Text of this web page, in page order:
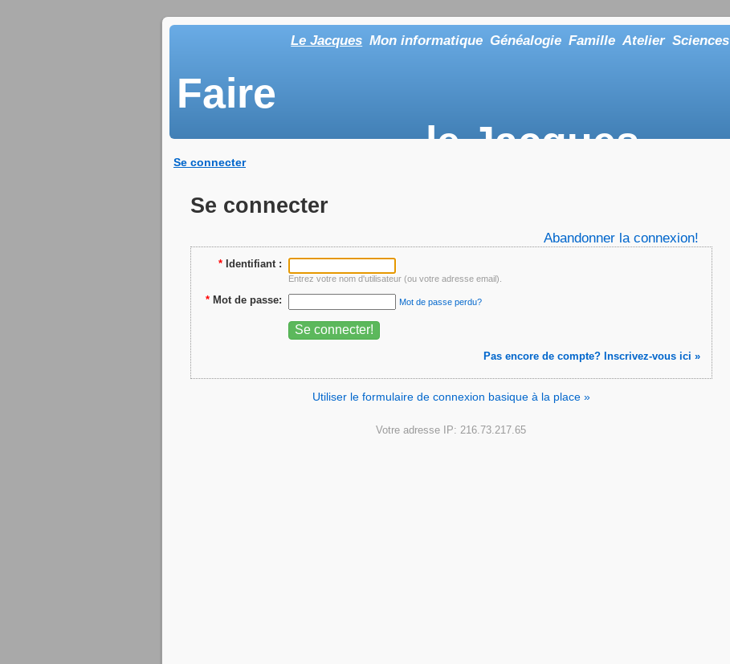
Le Jacques Mon informatique Généalogie Famille Atelier Sciences
Faire
le Jacques
Se connecter
Se connecter
Abandonner la connexion!
* Identifiant :
Entrez votre nom d'utilisateur (ou votre adresse email).
* Mot de passe: Mot de passe perdu?
Pas encore de compte? Inscrivez-vous ici »
Utiliser le formulaire de connexion basique à la place »
Votre adresse IP: 216.73.217.65